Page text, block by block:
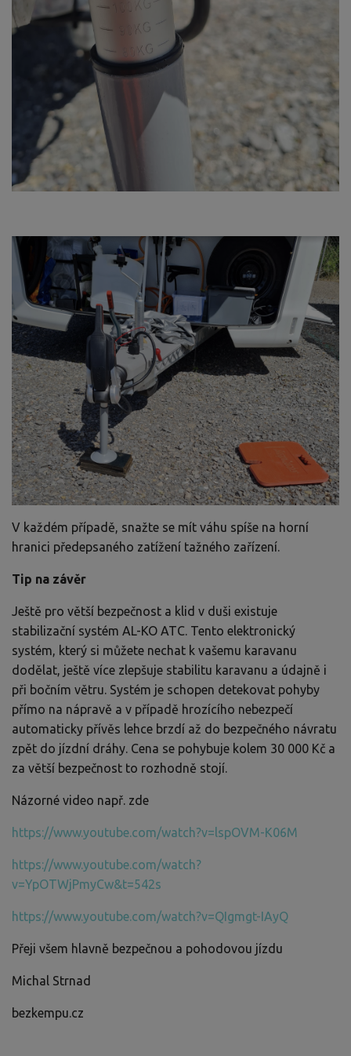
V každém případě, snažte se mít váhu spíše na horní
hranici předepsaného zatížení tažného zařízení.
Tip na závěr
Ještě pro větší bezpečnost a klid v duši existuje
stabilizační systém AL-KO ATC. Tento elektronický
systém, který si můžete nechat k vašemu karavanu
dodělat, ještě více zlepšuje stabilitu karavanu a údajně i
při bočním větru. Systém je schopen detekovat pohyby
přímo na nápravě a v případě hrozícího nebezpečí
automaticky přívěs lehce brzdí až do bezpečného návratu
zpět do jízdní dráhy. Cena se pohybuje kolem 30 000 Kč a
za větší bezpečnost to rozhodně stojí.
Názorné video např. zde
https://www.youtube.com/watch?v=lspOVM-K06M
https://www.youtube.com/watch?
v=YpOTWjPmyCw&t=542s
https://www.youtube.com/watch?v=QIgmgt-IAyQ
Přeji všem hlavně bezpečnou a pohodovou jízdu
Michal Strnad
bezkempu.cz